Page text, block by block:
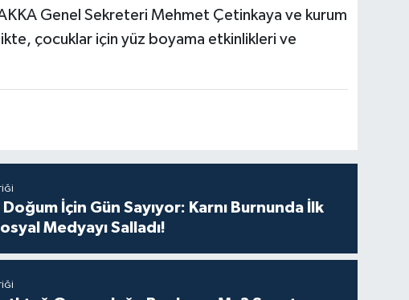
Genel Sekreteri Mehmet Çetinkaya ve kurum
çocuklar için yüz boyama etkinlikleri ve
Doğum İçin Gün Sayıyor: Karnı Burnunda İlk
Medyayı Salladı!